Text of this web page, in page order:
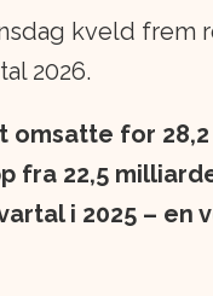
kveld frem
2026.
omsatte for
fra 22,5
i 2025 – en